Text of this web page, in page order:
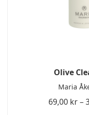
Olive
Maria
69,00 kr–